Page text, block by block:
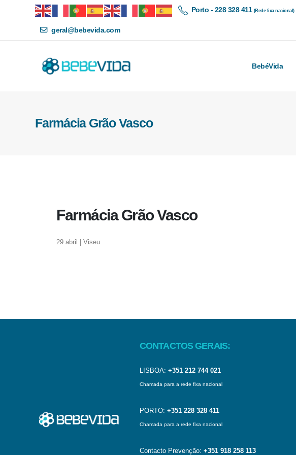
Porto - 228 328 411 (Rede fixa nacional)
geral@bebevida.com
BebéVida
Farmácia Grão Vasco
Farmácia Grão Vasco
29 abril | Viseu
CONTACTOS GERAIS:
LISBOA: +351 212 744 021
Chamada para a rede fixa nacional
PORTO: +351 228 328 411
Chamada para a rede fixa nacional
Contacto Prevenção: +351 918 258 113